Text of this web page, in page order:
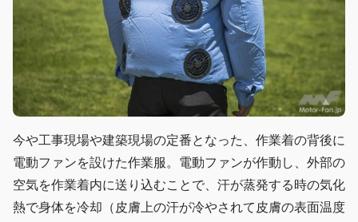
今や工事現場や建築現場の定番となった、作業着の背後に
電動ファンを設けた作業服。電動ファンが作動し、外部の
空気を作業着内に送り込むことで、汗が蒸発する時の気化
熱で身体を冷却（皮膚上の汗が冷やされて皮膚の表面温度